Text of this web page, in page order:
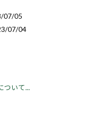
07/05
07/04
ついて...